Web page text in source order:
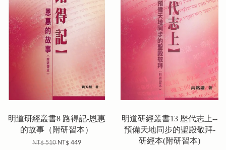
明道研經叢書8 路得記-恩惠
的故事（附研習本）
NT$ 510NT$ 449
明道研經叢書13 歷代志上--
預備天地同步的聖殿敬拜-
研經本(附研習本)